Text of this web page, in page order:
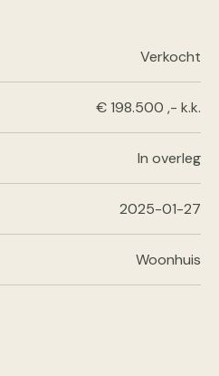
Verkocht
€ 198.500 ,- k.k.
In overleg
2025-01-27
Woonhuis